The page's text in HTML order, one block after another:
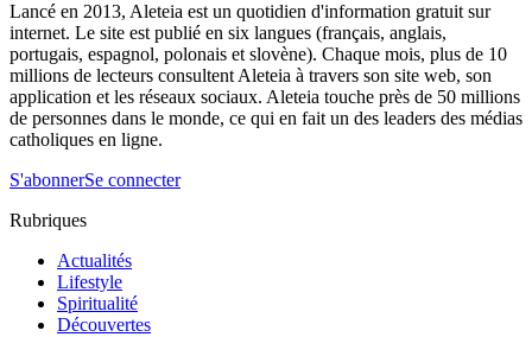
Lancé en 2013, Aleteia est un quotidien d'information gratuit sur
internet. Le site est publié en six langues (français, anglais,
portugais, espagnol, polonais et slovène). Chaque mois, plus de 10
millions de lecteurs consultent Aleteia à travers son site web, son
application et les réseaux sociaux. Aleteia touche près de 50 millions
de personnes dans le monde, ce qui en fait un des leaders des médias
catholiques en ligne.
S'abonnerSe connecter
Rubriques
Actualités
Lifestyle
Spiritualité
Découvertes